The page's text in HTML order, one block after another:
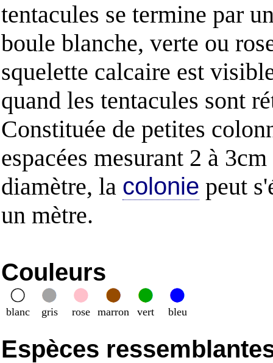
tentacules se termine par
boule blanche, verte ou
squelette calcaire est
quand les tentacules sont
Constituée de petites
espacées mesurant 2 à 3cm
diamètre, la colonie peut
un mètre.
Couleurs
blanc gris rose marron vert bleu
Espèces